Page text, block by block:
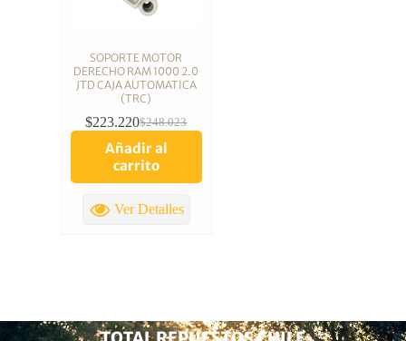
SOPORTE MOTOR
DERECHO RAM 1000 2.0
JTD CAJA AUTOMATICA
(TRC)
$248.023
$223.220
Añadir al
carrito
Ver Detalles